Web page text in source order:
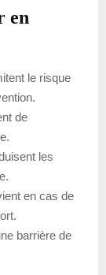
en
le risque
de
les
en cas de
barrière de